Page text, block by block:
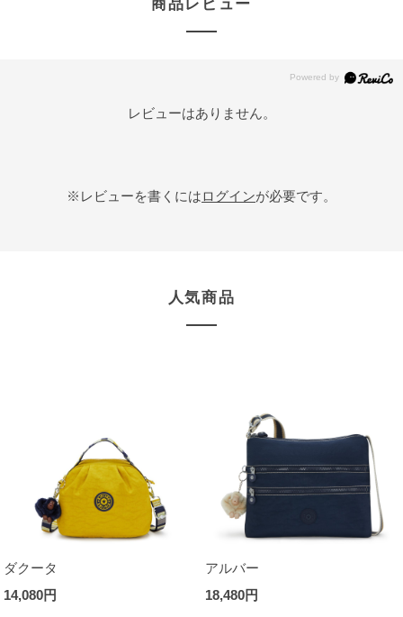
商品レビュー
レビューはありません。
※レビューを書くにはログインが必要です。
人気商品
ダクータ
14,080円
アルバー
18,480円